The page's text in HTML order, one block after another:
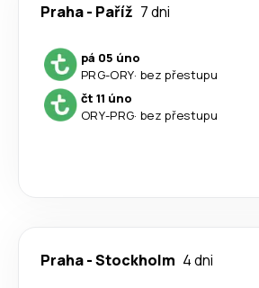
Praha- Paříž 7 dni
pá 05 úno
PRG-ORY· bez přestupu
čt 11 úno
ORY-PRG· bez přestupu
Praha-Stockholm 4 dni